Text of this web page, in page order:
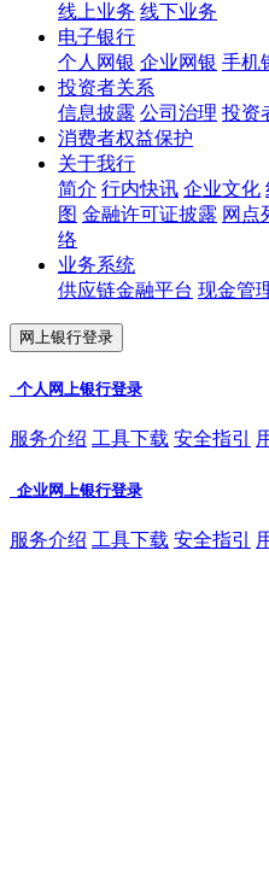
线上业务 线下业务
电子银行
个人网银 企业网银 手机
投资者关系
信息披露 公司治理 投资
消费者权益保护
关于我行
简介 行内快讯 企业文化
图 金融许可证披露 网点
络
业务系统
供应链金融平台 现金管
网上银行登录
个人网上银行登录
服务介绍 工具下载 安全指引
企业网上银行登录
服务介绍 工具下载 安全指引